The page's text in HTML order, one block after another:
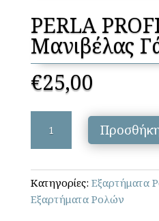
PERLA
Mανιβέλας
€25,00
PROFIL
-
Κοντάρι
Mανιβέλας
Γάντζου
Κατηγορίες: Εξαρτήματα
Εξαρτήματα Ρολών